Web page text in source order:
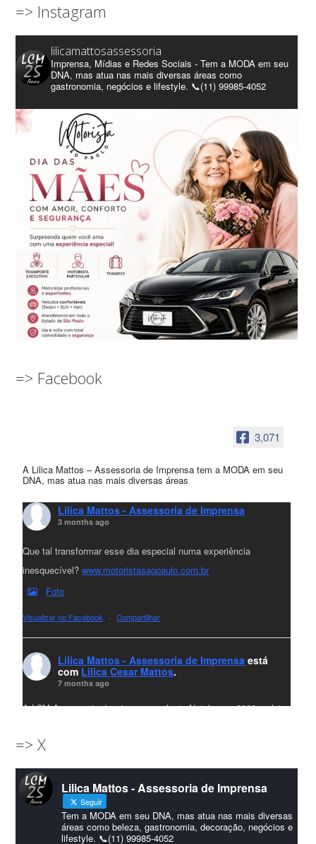
=> Instagram
lilicamattosassessoria
Imprensa, Mídias e Redes Sociais - Tem a MODA em seu
DNA, mas atua nas mais diversas áreas como
gastronomia, negócios e lifestyle. 📞(11) 99985-4052
=> Facebook
3,071
A Lilica Mattos – Assessoria de Imprensa tem a MODA em seu
DNA, mas atua nas mais diversas áreas
Lilica Mattos - Assessoria de Imprensa
3 months ago
Que tal transformar esse dia especial numa experiência
inesquecível?www.motoristasaopaulo.com.br
Foto
Visualizar no Facebook · Compartilhar
Lilica Mattos - Assessoria de Imprensa está
com Lilica Cesar Mattos.
7 months ago
A LCM Assessoria deseja um excelente Natal e um 2026 repleto
amigos que sempre nos acompanham!🎄✨🥂❤️
#lcmassessoriassessoria#natal #merrychristmas #felizanonovo
#HappyNewYear
Foto
Visualizar no Facebook · Compartilhar
=> X
Lilica Mattos - Assessoria de Imprensa
Seguir
Tem a MODA em seu DNA, mas atua nas mais diversas
áreas como beleza, gastronomia, decoração, negócios e
lifestyle. 📞(11) 99985-4052